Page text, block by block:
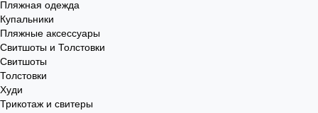
Пляжная одежда
Купальники
Пляжные аксессуары
Свитшоты и Толстовки
Свитшоты
Толстовки
Худи
Трикотаж и свитеры